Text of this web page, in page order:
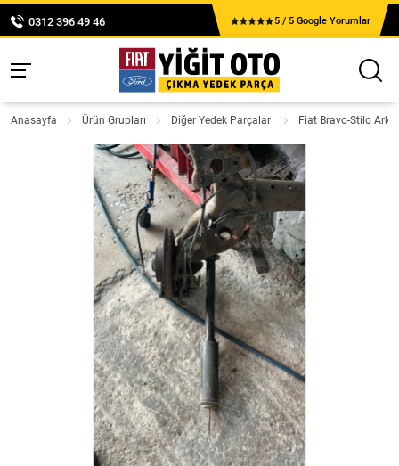
0312 396 49 46 5 / 5 Google Yorumlar
Anasayfa Ürün Grupları Diğer Yedek Parçalar Fiat Bravo-Stilo